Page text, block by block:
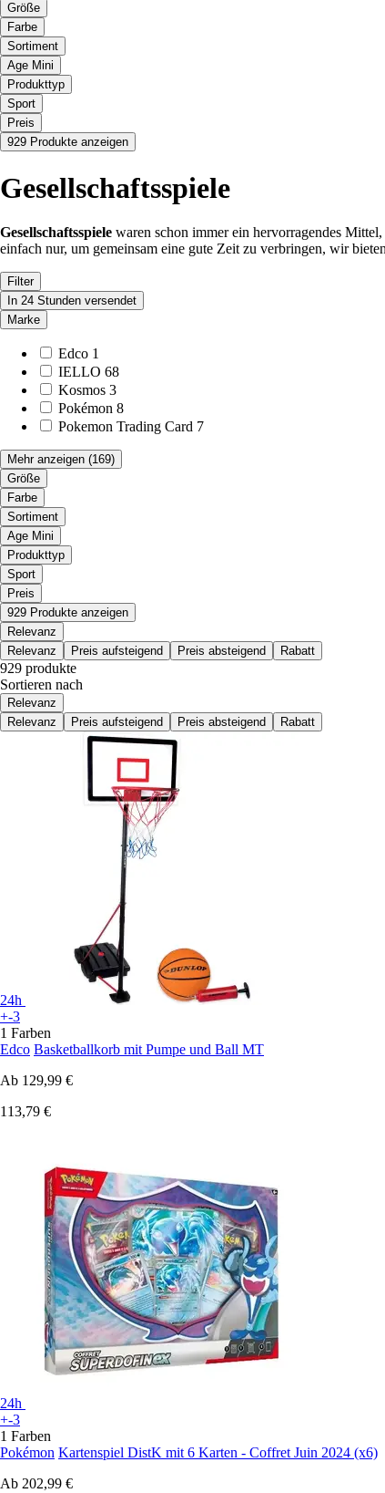
Größe
Farbe
Sortiment
Age Mini
Produkttyp
Sport
Preis
929 Produkte anzeigen
Gesellschaftsspiele
Gesellschaftsspiele waren schon immer ein hervorragendes
einfach nur, um gemeinsam eine gute Zeit zu verbringen, wir
Filter
In 24 Stunden versendet
Marke
Edco 1
IELLO 68
Kosmos 3
Pokémon 8
Pokemon Trading Card 7
Mehr anzeigen (169)
Größe
Farbe
Sortiment
Age Mini
Produkttyp
Sport
Preis
929 Produkte anzeigen
Relevanz
Relevanz
Preis aufsteigend Preis absteigend Rabatt
929 produkte
Sortieren nach
Relevanz
Relevanz
Preis aufsteigend Preis absteigend Rabatt
24h
+-3
1 Farben
Edco Basketballkorb mit Pumpe und Ball MT
Ab 129,99 €
113,79 €
24h
+-3
1 Farben
Pokémon Kartenspiel DistK mit 6 Karten - Coffret Juin 2024 (x6)
Ab 202,99 €